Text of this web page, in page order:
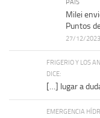
PAÍS
Milei
Puntos
27/12/2023
FRIGERIO Y LOS
DICE:
[…] lugar a
EMERGENCIA